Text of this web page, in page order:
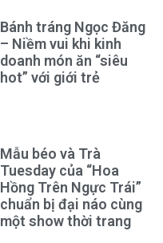
Bánh tráng Ngọc Đăng
– Niềm vui khi kinh
doanh món ăn “siêu
hot” với giới trẻ
Mẫu béo và Trà
Tuesday của “Hoa
Hồng Trên Ngực Trái”
chuẩn bị đại náo cùng
một show thời trang